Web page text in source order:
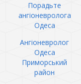
Порадьте
ангіоневролога
Одеса
Ангіоневролог
Одеса
Приморський
район